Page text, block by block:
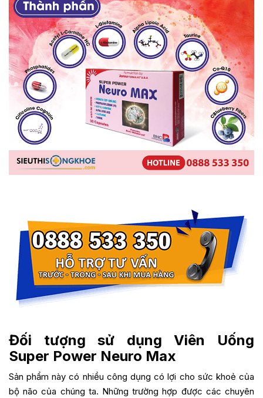
Đối tượng sử dụng Viên Uống
Super Power Neuro Max
Sản phẩm này có nhiều công dụng có lợi cho sức khoẻ của
bộ não của chúng ta. Những trường hợp được các chuyên